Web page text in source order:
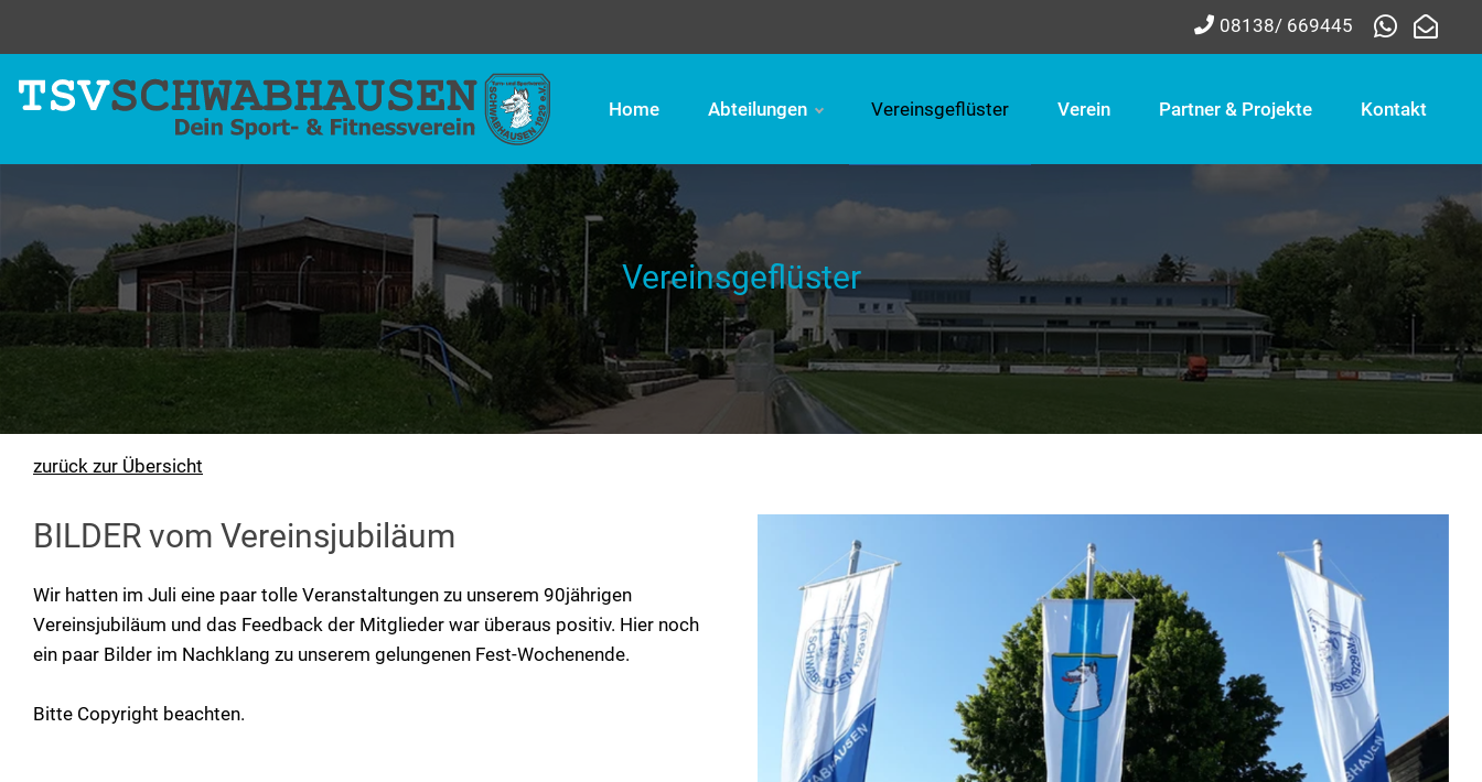
08138/ 669445
Home Abteilungen Vereinsgeflüster Verein Partner & Projekte Kontakt
Vereinsgeflüster
zurück zur Übersicht
BILDER vom Vereinsjubiläum
Wir hatten im Juli eine paar tolle Veranstaltungen zu unserem 90jährigen
Vereinsjubiläum und das Feedback der Mitglieder war überaus positiv. Hier noch
ein paar Bilder im Nachklang zu unserem gelungenen Fest-Wochenende.
Bitte Copyright beachten.